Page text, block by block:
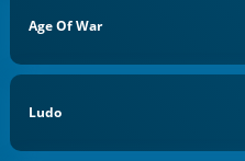
Age Of War
Ludo